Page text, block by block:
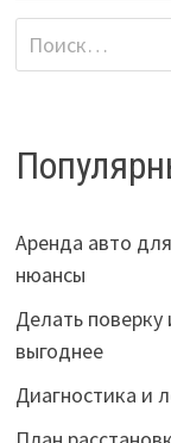
Найти:
Аренда авто
нюансы
Делать поверку
выгоднее
Диагностика и